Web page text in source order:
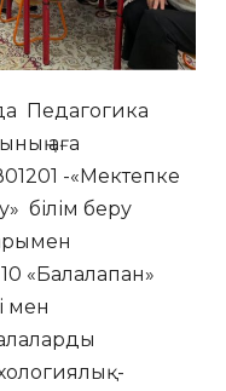
Педагогика
аға
-«Мектепке
білім беру
«Балалапан»
мен